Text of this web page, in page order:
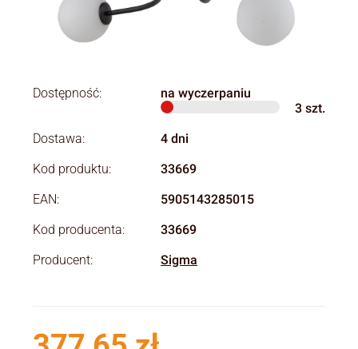
Dostępność:
na wyczerpaniu
3 szt.
Dostawa:
4 dni
Kod produktu:
33669
EAN:
5905143285015
Kod producenta:
33669
Producent:
Sigma